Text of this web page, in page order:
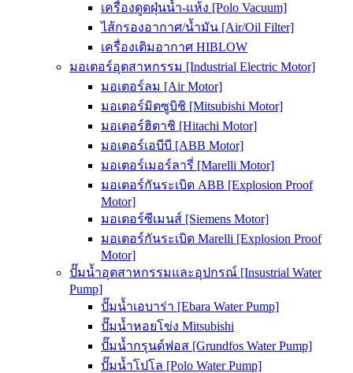
เครื่องดูดฝุ่นน้ำ-แห้ง [Polo Vacuum]
ไส้กรองอากาศ/น้ำมัน [Air/Oil Filter]
เครื่องเติมอากาศ HIBLOW
มอเตอร์อุตสาหกรรม [Industrial Electric Motor]
มอเตอร์ลม [Air Motor]
มอเตอร์มิตซูบิชิ [Mitsubishi Motor]
มอเตอร์ฮิตาชิ [Hitachi Motor]
มอเตอร์เอบีบี [ABB Motor]
มอเตอร์เมอร์ลารี่ [Marelli Motor]
มอเตอร์กันระเบิด ABB [Explosion Proof
Motor]
มอเตอร์ซีเมนส์ [Siemens Motor]
มอเตอร์กันระเบิด Marelli [Explosion Proof
Motor]
ปั๊มน้ำอุตสาหกรรมและอุปกรณ์ [Insustrial Water
Pump]
ปั๊มน้ำเอบาร่า [Ebara Water Pump]
ปั๊มน้ำหอยโข่ง Mitsubishi
ปั๊มน้ำกรุนด์ฟอส [Grundfos Water Pump]
ปั๊มน้ำโปโล [Polo Water Pump]